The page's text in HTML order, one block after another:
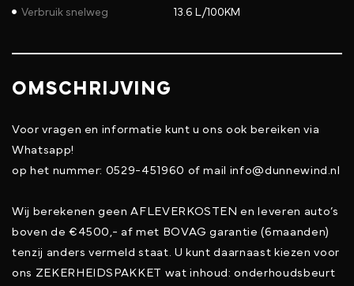
Verbruik snelweg 13.6 L/100KM
OMSCHRIJVING
Voor vragen en informatie kunt u ons ook bereiken via
Whatsapp!
op het nummer: 0529-451960 of mail info@dunnewind.nl
Wij berekenen geen AFLEVERKOSTEN en leveren auto’s
boven de €4500,- af met BOVAG garantie (6maanden)
tenzij anders vermeld staat. U kunt daarnaast kiezen voor
ons ZEKERHEIDSPAKKET wat inhoud: onderhoudsbeurt